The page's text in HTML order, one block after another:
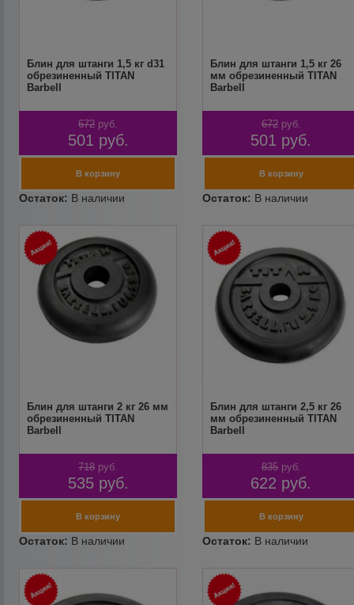
Блин для штанги 1,5 кг d31
обрезиненный TITAN
Barbell
672 руб.
501 руб.
Блин для штанги 1,5 кг 26
мм обрезиненный TITAN
Barbell
672 руб.
501 руб.
Блин для штанги 2 кг 26 мм
обрезиненный TITAN
Barbell
718 руб.
535 руб.
Блин для штанги 2,5 кг 26
мм обрезиненный TITAN
Barbell
835 руб.
622 руб.